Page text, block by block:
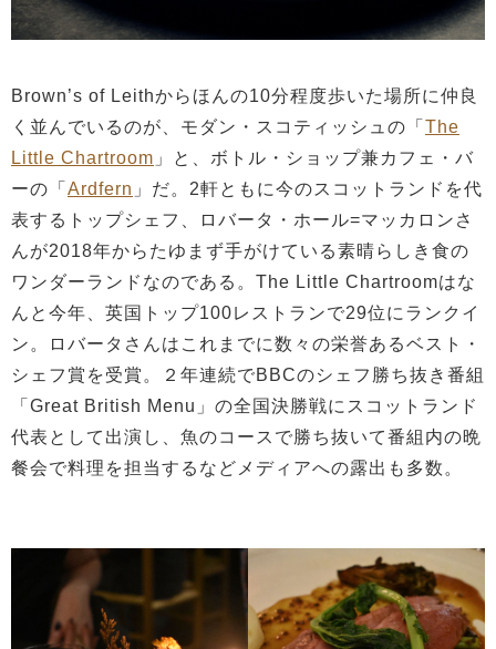
Brown’s of Leithからほんの10分程度歩いた場所に仲良
く並んでいるのが、モダン・スコティッシュの「 The
Little Chartroom 」と、ボトル・ショップ兼カフェ・バ
ーの「 Ardfern 」だ。2軒ともに今のスコットランドを代
表するトップシェフ、ロバータ・ホール=マッカロンさ
んが2018年からたゆまず手がけている素晴らしき食の
ワンダーランドなのである。The Little Chartroomはな
んと今年、英国トップ100レストランで29位にランクイ
ン。ロバータさんはこれまでに数々の栄誉あるベスト・
シェフ賞を受賞。２年連続でBBCのシェフ勝ち抜き番組
「Great British Menu」の全国決勝戦にスコットランド
代表として出演し、魚のコースで勝ち抜いて番組内の晩
餐会で料理を担当するなどメディアへの露出も多数。